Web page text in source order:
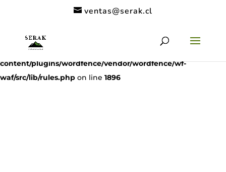
($subject) of type array|string is deprecated in
/home/clients/11c6de9a53a49962a9f838dac1be5068/serak.cl/
content/plugins/wordfence/vendor/wordfence/wf-
waf/src/lib/rules.php on line 1896
ventas@serak.cl